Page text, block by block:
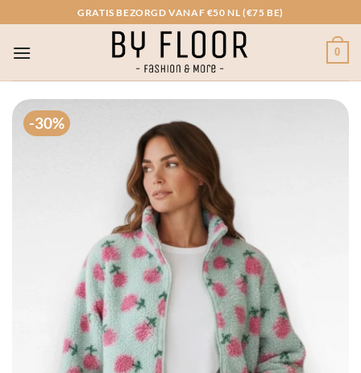
naar
inhoud
GRATIS BEZORGD VANAF €50 NL (€75 BE)
0
-30%